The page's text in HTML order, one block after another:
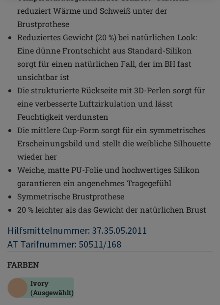
reduziert Wärme und Schweiß unter der
Brustprothese
Reduziertes Gewicht (20 %) bei natürlichen Look:
Eine dünne Frontschicht aus Standard-Silikon
sorgt für einen natürlichen Fall, der im BH fast
unsichtbar ist
Die strukturierte Rückseite mit 3D-Perlen sorgt für
eine verbesserte Luftzirkulation und lässt
Feuchtigkeit verdunsten
Die mittlere Cup-Form sorgt für ein symmetrisches
Erscheinungsbild und stellt die weibliche Silhouette
wieder her
Weiche, matte PU-Folie und hochwertiges Silikon
garantieren ein angenehmes Tragegefühl
Symmetrische Brustprothese
20 % leichter als das Gewicht der natürlichen Brust
Hilfsmittelnummer: 37.35.05.2011
AT Tarifnummer: 50511/168
FARBEN
Ivory
(Ausgewählt)